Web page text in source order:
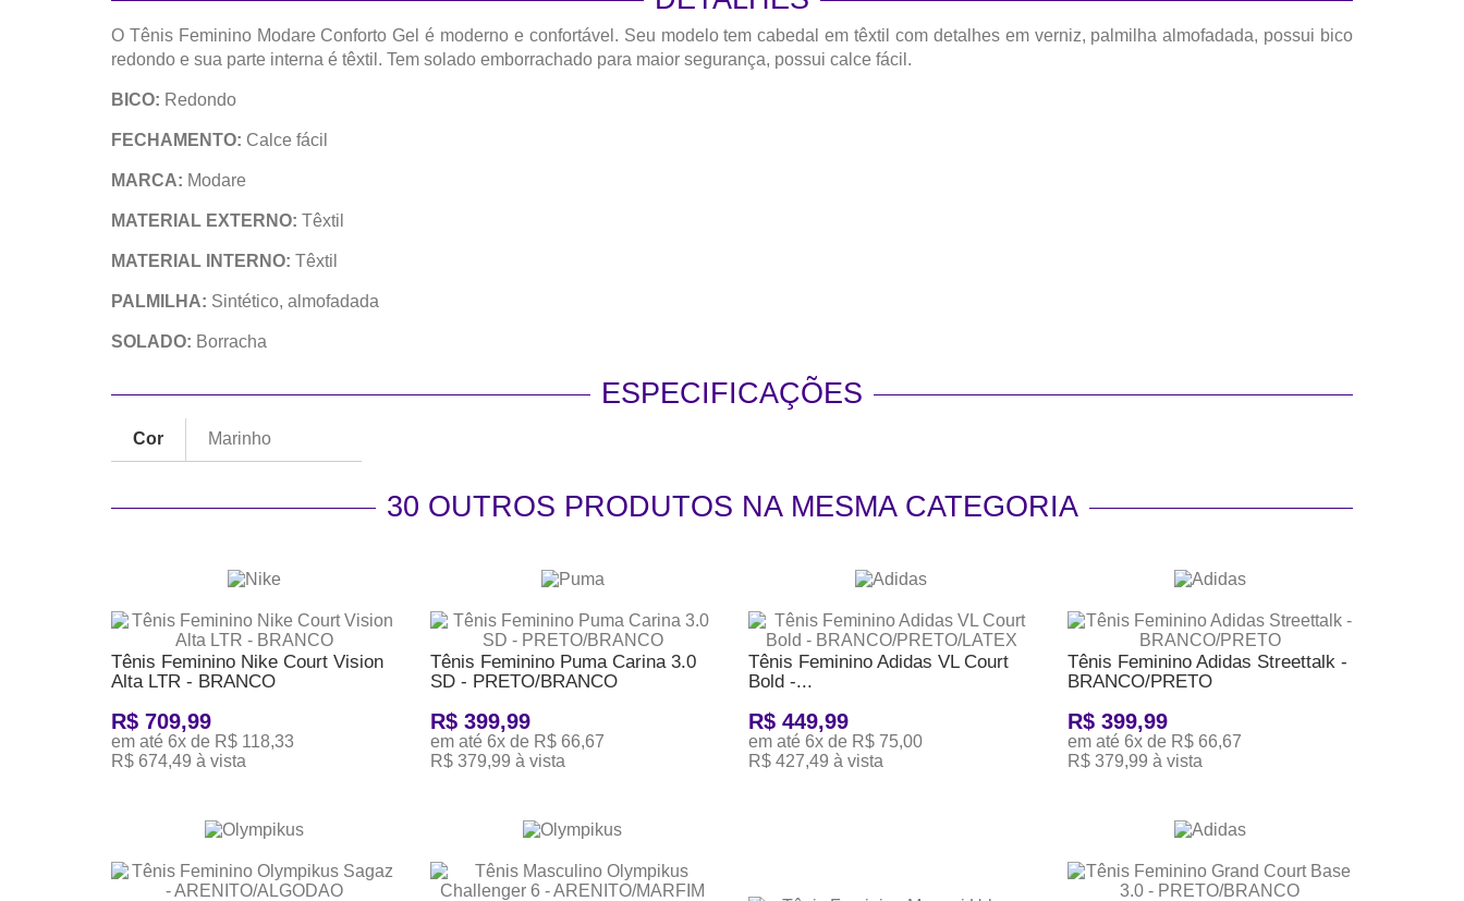
O Tênis Feminino Modare Conforto Gel é moderno e confortável. Seu modelo tem cabedal em têxtil com detalhes em verniz, palmilha almofadada, possui bico
redondo e sua parte interna é têxtil. Tem solado emborrachado para maior segurança, possui calce fácil.
BICO: Redondo
FECHAMENTO: Calce fácil
MARCA: Modare
MATERIAL EXTERNO: Têxtil
MATERIAL INTERNO: Têxtil
PALMILHA: Sintético, almofadada
SOLADO: Borracha
ESPECIFICAÇÕES
Cor Marinho
30 OUTROS PRODUTOS NA MESMA CATEGORIA
Tênis Feminino Nike Court Vision
Alta LTR - BRANCO
R$ 709,99
em até 6x de R$ 118,33
R$ 674,49 à vista
Tênis Feminino Puma Carina 3.0
SD - PRETO/BRANCO
R$ 399,99
em até 6x de R$ 66,67
R$ 379,99 à vista
Tênis Feminino Adidas VL Court
Bold -...
R$ 449,99
em até 6x de R$ 75,00
R$ 427,49 à vista
Tênis Feminino Adidas Streettalk -
BRANCO/PRETO
R$ 399,99
em até 6x de R$ 66,67
R$ 379,99 à vista